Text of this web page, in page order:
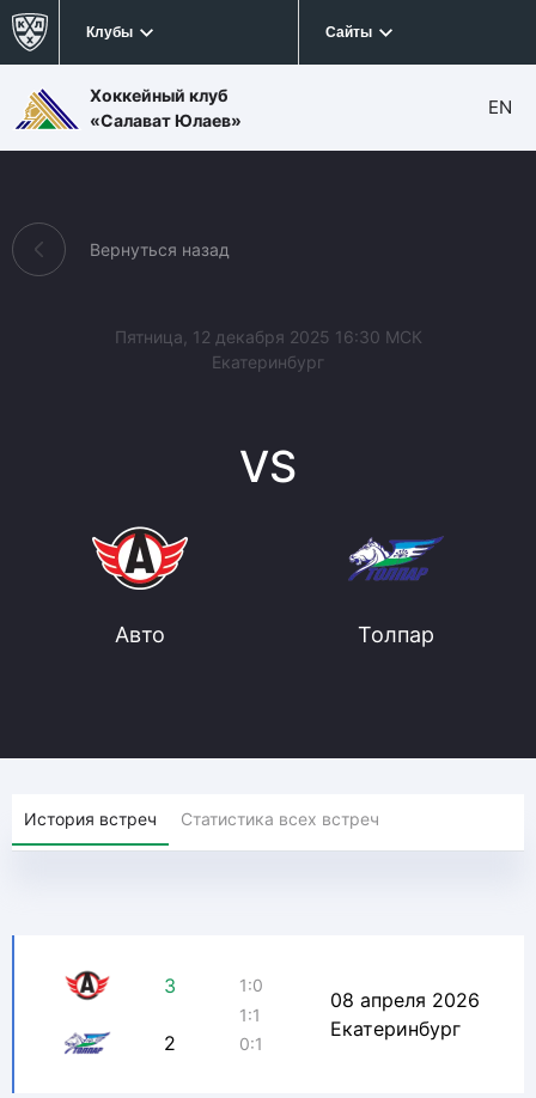
Клубы Сайты
Хоккейный клуб
«Салават Юлаев»
EN
Вернуться назад
Авто
Пятница, 12 декабря 2025 16:30 МСК
Екатеринбург
VS
Толпар
История встреч Статистика всех встреч
3
2
1:0
1:1
0:1
08 апреля 2026
Екатеринбург